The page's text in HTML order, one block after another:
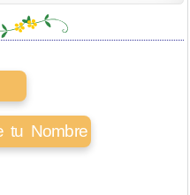
tu Nombre